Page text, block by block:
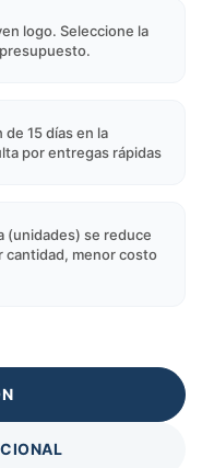
logo. Seleccione la
15 días en la
por entregas rápidas
(unidades) se reduce
cantidad, menor costo